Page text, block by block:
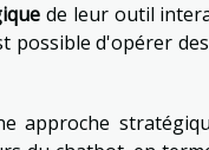
de leur outil
possible d'opérer
approche